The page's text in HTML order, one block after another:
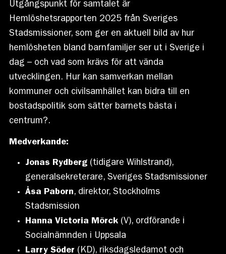
Utgångspunkt för samtalet är
Hemlöshetsrapporten 2025 från Sveriges
Stadsmissioner, som ger en aktuell bild av hur
hemlösheten bland barnfamiljer ser ut i Sverige i
dag – och vad som krävs för att vända
utvecklingen. Hur kan samverkan mellan
kommuner och civilsamhället kan bidra till en
bostadspolitik som sätter barnets bästa i
centrum?.
Medverkande:
Jonas Rydberg(tidigare Wihlstrand),
generalsekreterare, Sveriges Stadsmissioner
Åsa Paborn, direktor, Stockholms
Stadsmission
Hanna Victoria Mörck(V), ordförande i
Socialnämnden i Uppsala
Larry Söder (KD), riksdagsledamot och